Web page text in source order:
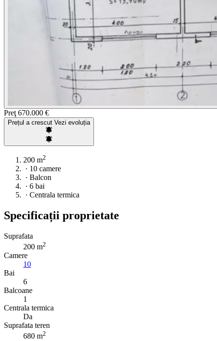
Preţ 670.000 €
Prețul a crescut Vezi evoluția
200 m2
· 10 camere
· Balcon
· 6 bai
· Centrala termica
Specificații proprietate
Suprafata
200 m2
Camere
10
Bai
6
Balcoane
1
Centrala termica
Da
Suprafata teren
680 m2